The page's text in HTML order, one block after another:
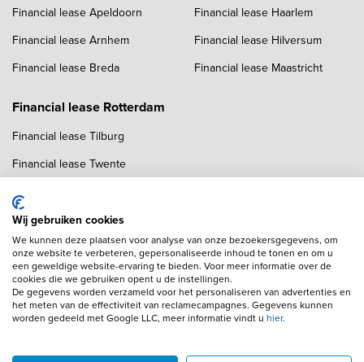
Financial lease Apeldoorn
Financial lease Arnhem
Financial lease Breda
Financial lease Haarlem
Financial lease Hilversum
Financial lease Maastricht
Financial lease Rotterdam
Financial lease Tilburg
Financial lease Twente
Financial lease Utrecht
Financial lease Zwolle
Copyright navigation
Adverteren
Autobedrijven
Wij gebruiken cookies
We kunnen deze plaatsen voor analyse van onze bezoekersgegevens, om
onze website te verbeteren, gepersonaliseerde inhoud te tonen en om u
een geweldige website-ervaring te bieden. Voor meer informatie over de
cookies die we gebruiken opent u de instellingen.
De gegevens worden verzameld voor het personaliseren van advertenties en
het meten van de effectiviteit van reclamecampagnes. Gegevens kunnen
worden gedeeld met Google LLC, meer informatie vindt u hier.